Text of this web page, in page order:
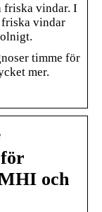
friska vindar. I
vindar
timme för
mer.
och